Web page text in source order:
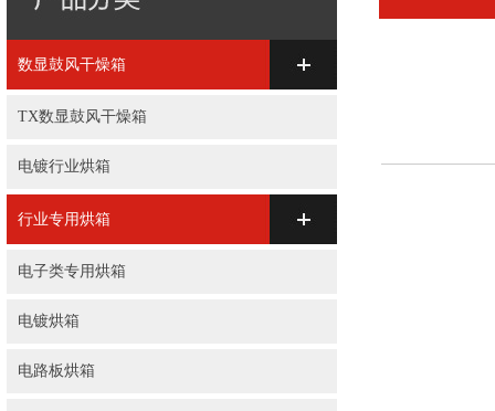
数显鼓风干燥箱
TX数显鼓风干燥箱
电镀行业烘箱
行业专用烘箱
电子类专用烘箱
电镀烘箱
电路板烘箱